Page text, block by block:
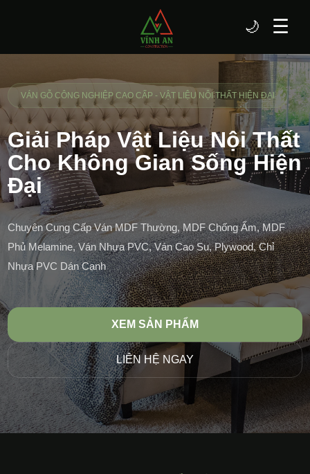
☰
🌙
VÁN GỖ CÔNG NGHIỆP CAO CẤP - VẬT LIỆU NỘI THẤT HIỆN ĐẠI
Giải Pháp Vật Liệu Nội Thất
Cho Không Gian Sống Hiện
Đại
Chuyên Cung Cấp Ván MDF Thường, MDF Chống Ẩm, MDF
Phủ Melamine, Ván Nhựa PVC, Ván Cao Su, Plywood, Chỉ
Nhựa PVC Dán Cạnh
XEM SẢN PHẨM
LIÊN HỆ NGAY